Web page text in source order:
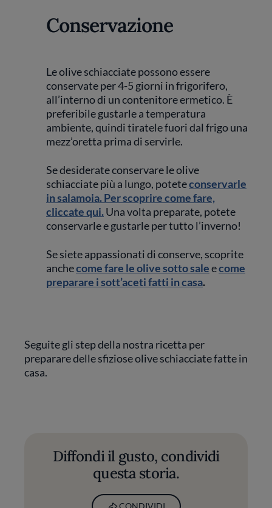
Conservazione
Le olive schiacciate possono essere
conservate per 4-5 giorni in frigorifero,
all’interno di un contenitore ermetico. È
preferibile gustarle a temperatura
ambiente, quindi tiratele fuori dal frigo una
mezz’oretta prima di servirle.
Se desiderate conservare le olive
schiacciate più a lungo, poteteconservarle
in salamoia. Per scoprire come fare,
cliccate qui.Una volta preparate, potete
conservarle e gustarle per tutto l’inverno!
Se siete appassionati di conserve, scoprite
anchecome fare le olive sotto saleecome
preparare i sott’aceti fatti in casa.
Seguite gli step della nostra ricetta per
preparare delle sfiziose olive schiacciate fatte in
casa.
Diffondi il gusto, condividi
questa storia.
CONDIVIDI